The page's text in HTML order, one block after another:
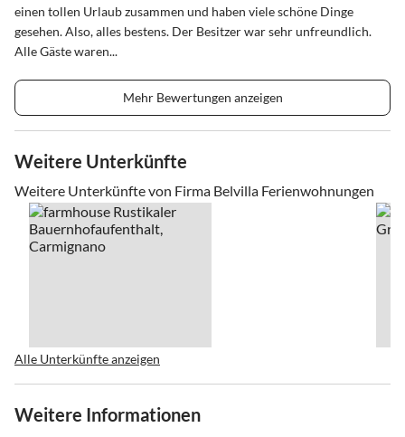
einen tollen Urlaub zusammen und haben viele schöne Dinge
gesehen. Also, alles bestens. Der Besitzer war sehr unfreundlich.
Alle Gäste waren...
Mehr Bewertungen anzeigen
Weitere Unterkünfte
Weitere Unterkünfte von Firma Belvilla Ferienwohnungen
Alle Unterkünfte anzeigen
Weitere Informationen